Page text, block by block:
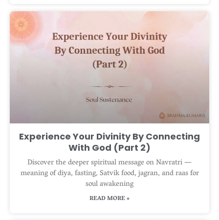
Experience Your Divinity By Connecting
With God (Part 2)
Discover the deeper spiritual message on Navratri —
meaning of diya, fasting, Satvik food, jagran, and raas for
soul awakening
READ MORE »